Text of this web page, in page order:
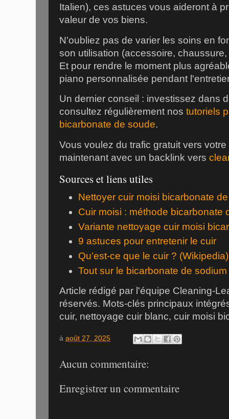
Italien), ces astuces vous aideront à
valeur de vos biens.
N'oubliez pas de varier les soins en
son utilisation (accessoire,
Et pour rendre le moment plus
piano personnalisée pendant
Un dernier conseil : investissez dans
consultez régulièrement nos tutoriels
bicarbonate de soude.
Vous voulez du trafic gratuit vers
maintenant avec un backlink vers
Sources et liens utiles
Nettoyer cuir moisi bicarbonate
Cuir moisi : méthode bicarbonate
Variante nettoyage cuir moisi
9 astuces pour entretenir le cuir
Qu'est-ce que le cuir ? (Wikipedia)
Tout sur le bicarbonate de
Article rédigé par l'équipe Cleaning-
réservés. Mots-clés principaux
cuir, nettoyage cuir blanc, cuir moisi
à août 27, 2025
Aucun commentaire:
Enregistrer un commentaire